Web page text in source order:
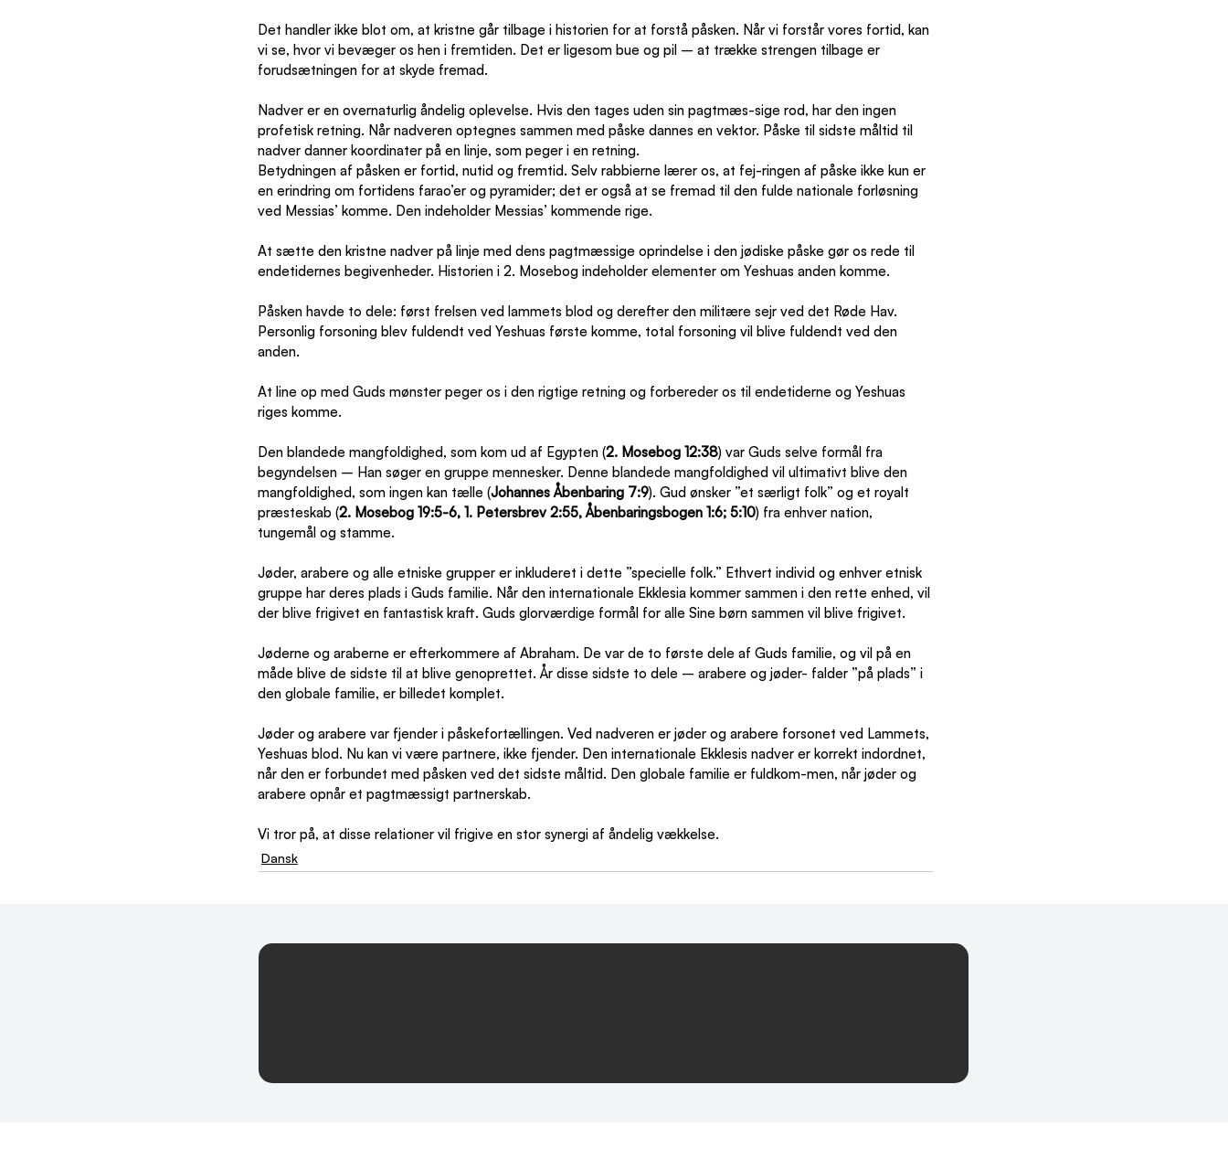
Det handler ikke blot om, at kristne går tilbage i historien for at forstå påsken. Når vi forstår vores fortid, kan
vi se, hvor vi bevæger os hen i fremtiden. Det er ligesom bue og pil – at trække strengen tilbage er
forudsætningen for at skyde fremad.
Nadver er en overnaturlig åndelig oplevelse. Hvis den tages uden sin pagtmæs-sige rod, har den ingen
profetisk retning. Når nadveren optegnes sammen med påske dannes en vektor. Påske til sidste måltid til
nadver danner koordinater på en linje, som peger i en retning.
Betydningen af påsken er fortid, nutid og fremtid. Selv rabbierne lærer os, at fej-ringen af påske ikke kun er
en erindring om fortidens farao’er og pyramider; det er også at se fremad til den fulde nationale forløsning
ved Messias’ komme. Den indeholder Messias’ kommende rige.
At sætte den kristne nadver på linje med dens pagtmæssige oprindelse i den jødiske påske gør os rede til
endetidernes begivenheder. Historien i 2. Mosebog indeholder elementer om Yeshuas anden komme.
Påsken havde to dele: først frelsen ved lammets blod og derefter den militære sejr ved det Røde Hav.
Personlig forsoning blev fuldendt ved Yeshuas første komme, total forsoning vil blive fuldendt ved den
anden.
At line op med Guds mønster peger os i den rigtige retning og forbereder os til endetiderne og Yeshuas
riges komme.
Den blandede mangfoldighed, som kom ud af Egypten (2. Mosebog 12:38) var Guds selve formål fra
begyndelsen – Han søger en gruppe mennesker. Denne blandede mangfoldighed vil ultimativt blive den
mangfoldighed, som ingen kan tælle (Johannes Åbenbaring 7:9). Gud ønsker ”et særligt folk” og et royalt
præsteskab (2. Mosebog 19:5-6, 1. Petersbrev 2:55, Åbenbaringsbogen 1:6; 5:10) fra enhver nation,
tungemål og stamme.
Jøder, arabere og alle etniske grupper er inkluderet i dette ”specielle folk.” Ethvert individ og enhver etnisk
gruppe har deres plads i Guds familie. Når den internationale Ekklesia kommer sammen i den rette enhed, vil
der blive frigivet en fantastisk kraft. Guds glorværdige formål for alle Sine børn sammen vil blive frigivet.
Jøderne og araberne er efterkommere af Abraham. De var de to første dele af Guds familie, og vil på en
måde blive de sidste til at blive genoprettet. År disse sidste to dele – arabere og jøder- falder ”på plads” i
den globale familie, er billedet komplet.
Jøder og arabere var fjender i påskefortællingen. Ved nadveren er jøder og arabere forsonet ved Lammets,
Yeshuas blod. Nu kan vi være partnere, ikke fjender. Den internationale Ekklesis nadver er korrekt indordnet,
når den er forbundet med påsken ved det sidste måltid. Den globale familie er fuldkom-men, når jøder og
arabere opnår et pagtmæssigt partnerskab.
Vi tror på, at disse relationer vil frigive en stor synergi af åndelig vækkelse.
Dansk